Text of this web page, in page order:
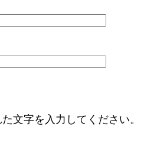
た文字を入力してください。